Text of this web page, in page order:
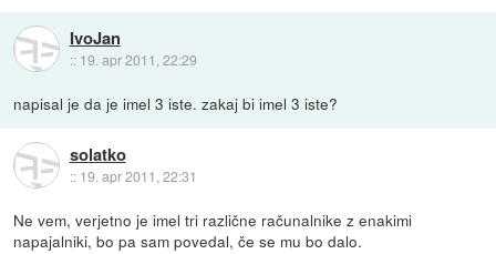
IvoJan
:: 19. apr 2011, 22:29
napisal je da je imel 3 iste. zakaj bi imel 3 iste?
solatko
:: 19. apr 2011, 22:31
Ne vem, verjetno je imel tri različne računalnike z enakimi
napajalniki, bo pa sam povedal, če se mu bo dalo.